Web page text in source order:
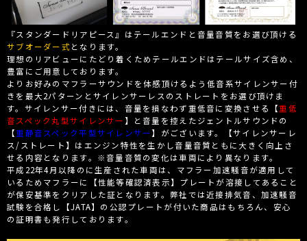
『スタンダードリアピース』はテールエンドと音量音質をお選び頂ける
サブオーダー式となります。
理想のリアビューにたどり着くためテールエンドはテールサイズ含め、
豊富にご用意しております。
よりお好みのマフラーサウンドを体感頂けるよう低音系サイレンサー付
きを最大2パターンとサイレンサーレスのストレートをお選び頂けま
す。サイレンサー付きには、音量を損なわず重低音に変換させる【重低
音スペック丸型サイレンサー】と音量を控えたジェントルサウンドの
【重静音スペック平型サイレンサー】がございます。【サイレンサーレ
ス/ストレート】はエンジン特性を生かし音量音質ともに大きく向上さ
せる内容となります。※音量音質の変化は車両により異なります。
平成22年4月以降のに生産された車両は、マフラー加速騒音が適用して
いるためマフラーに【性能等確認済表示】プレートが溶接してあること
が保安基準をクリアした証となります。弊社では近接排気音、加速騒音
試験を合格し【JATA】の公認プレートが付いた商品はもちろん、安心
の証明書も発行しております。